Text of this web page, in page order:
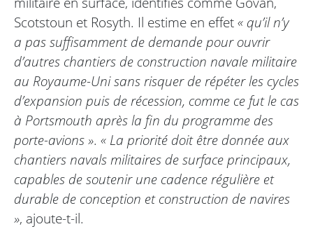
Scotstoun et Rosyth. Il estime en effet« qu’il n’y
a pas suffisamment de demande pour ouvrir
d’autres chantiers de construction navale militaire
au Royaume-Uni sans risquer de répéter les cycles
d’expansion puis de récession, comme ce fut le cas
à Portsmouth après la fin du programme des
porte-avions ». « La priorité doit être donnée aux
chantiers navals militaires de surface principaux,
capables de soutenir une cadence régulière et
durable de conception et construction de navires
», ajoute-t-il.